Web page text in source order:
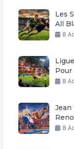
Les
All
8
Pour
8
Jean
8